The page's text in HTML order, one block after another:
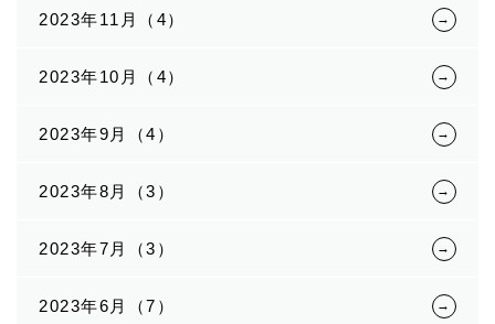
2023年11月（4）
2023年10月（4）
2023年9月（4）
2023年8月（3）
2023年7月（3）
2023年6月（7）